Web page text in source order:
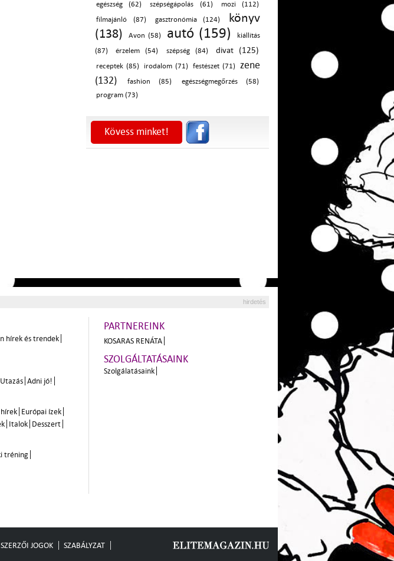
egészség (62)
szépségápolás (61)
mozi (112)
filmajánló (87)
gasztronómia (124)
könyv
(138)
Avon (58) autó (159)
kiállítás
(87)
érzelem (54) szépség (84) divat (125)
receptek (85) irodalom (71) festészet (71)
zene
(132)
fashion (85)
egészségmegőrzés (58)
program (73)
Kövess minket!
hirdetés
hírek és trendek
Utazás Adni jó!
hírek Európai ízek
Italok Desszert
tréning
PARTNEREINK
KOSARAS RENÁTA
SZOLGÁLTATÁSAINK
Szolgálatásaink
SZERZŐI JOGOK SZABÁLYZAT